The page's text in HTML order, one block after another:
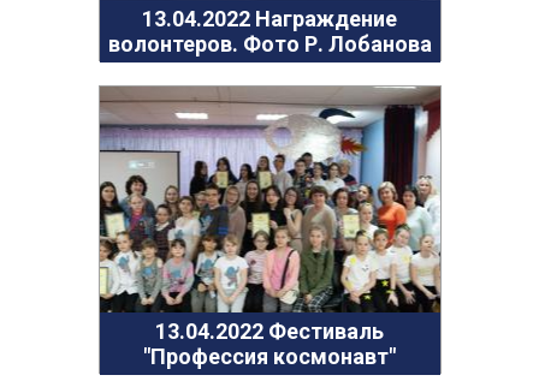
17.04.2022 Военно-патриотический слёт "Эстафета
13.04.2022 Награждение волонтеров. Фото Р.
Лобанова
13.04.2022 Фестиваль "Профессия космонавт"
13.04.2022 В состоянии ресурса (экскурсия на ТК
"Дзержинск")
05.04.2022 В состоянии ресурса (экскурсия в
Дзержинский театр кукол)
30.03.2022 Большая психологическая игра
"Территория успеха" (3 часть)
24.03.2022 Большая психологическая игра
"Территория успеха" (2 часть)
13.04.2022 Награждение
волонтеров. Фото Р. Лобанова
13.04.2022 Фестиваль
"Профессия космонавт"